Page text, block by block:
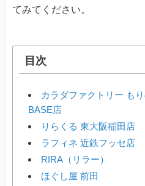
てみてください。
目次
カラダファクトリー も
BASE店
りらくる 東大阪稲田店
ラフィネ 近鉄フッセ店
RIRA（リラー）
ほぐし屋 前田